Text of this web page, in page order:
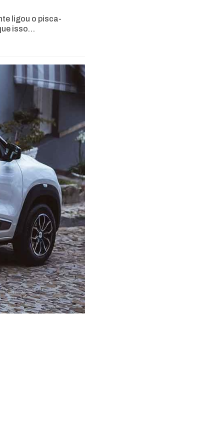
ligou o pisca-
isso…